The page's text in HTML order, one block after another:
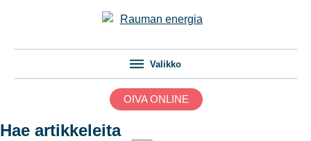
Valikko
OIVA ONLINE
Hae artikkeleita